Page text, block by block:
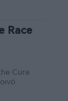
Race
Cure